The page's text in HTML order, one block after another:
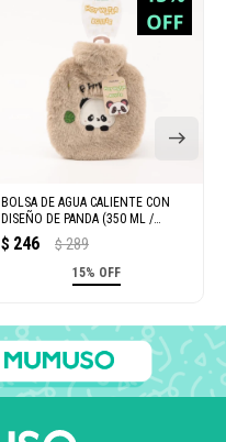
BOLSA DE AGUA CALIENTE CON
DISEÑO DE PANDA (350 ML /
COLOR DURAZNO)
$ 246 $ 289
15% OFF